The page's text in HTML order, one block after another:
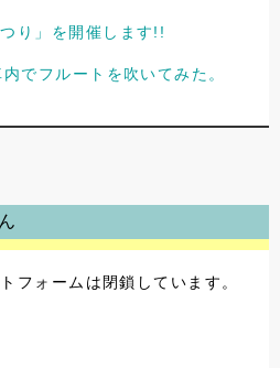
り」を開催します!!
でフルートを吹いてみた。
フォームは閉鎖しています。